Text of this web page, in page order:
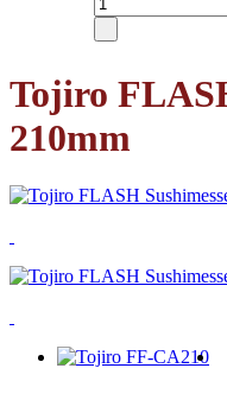
Tojiro
210mm